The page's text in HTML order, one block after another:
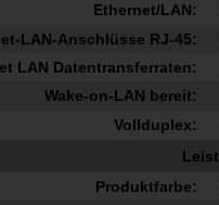
Ethernet/LAN:
LAN-Anschlüsse RJ-45:
LAN Datentransferraten:
Wake-on-LAN bereit:
Vollduplex:
Produktfarbe: